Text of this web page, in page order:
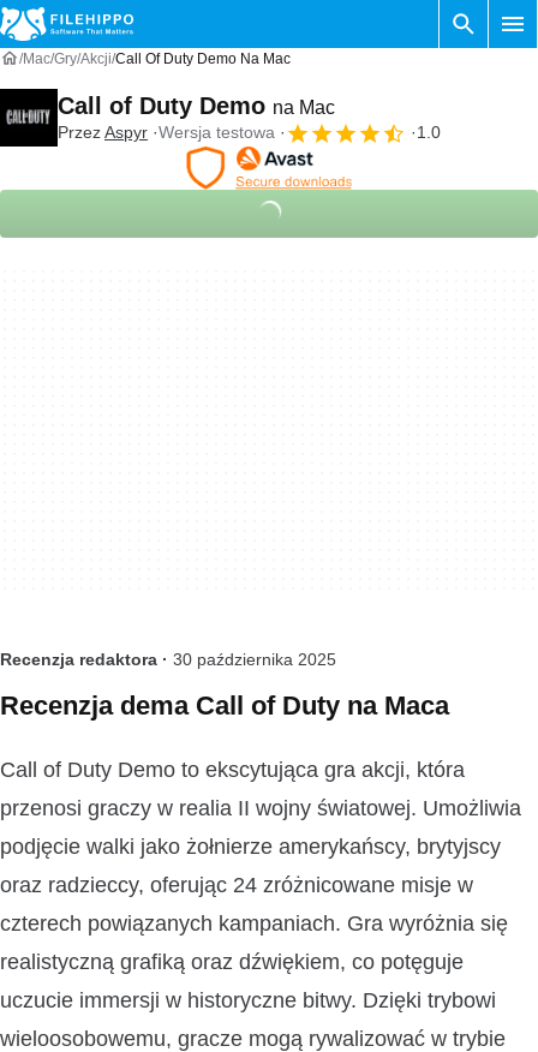
Mac Gry Akcji Call Of Duty Demo Na Mac
Call of Duty Demo na Mac
PrzezAspyr Wersja testowa 1.0
Recenzja redaktora · 30 października 2025
Recenzja dema Call of Duty na Maca
Call of Duty Demo to ekscytująca gra akcji, która
przenosi graczy w realia II wojny światowej. Umożliwia
podjęcie walki jako żołnierze amerykańscy, brytyjscy
oraz radzieccy, oferując 24 zróżnicowane misje w
czterech powiązanych kampaniach. Gra wyróżnia się
realistyczną grafiką oraz dźwiękiem, co potęguje
uczucie immersji w historyczne bitwy. Dzięki trybowi
wieloosobowemu, gracze mogą rywalizować w trybie